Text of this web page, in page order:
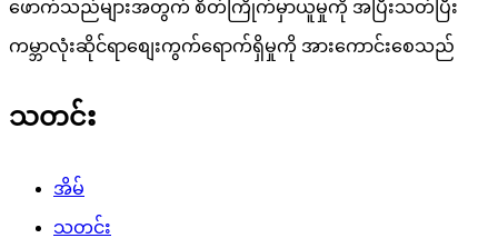
သတင်း
အိမ်
သတင်း